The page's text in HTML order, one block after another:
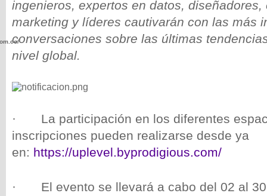
ingenieros, expertos en datos,
marketing y líderes cautivarán con las más
conversaciones sobre las últimas
nivel global.
· La participación en los diferentes
inscripciones pueden realizarse desde ya
en: https://uplevel.byprodigious.com/
· El evento se llevará a cabo del 02 al 30
wp-
wp-
wp-